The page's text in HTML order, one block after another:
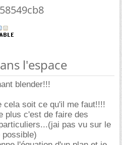
l'espace
blender!!!
cela soit ce qu'il me faut!!!!
plus c'est de faire des
pas vu sur le